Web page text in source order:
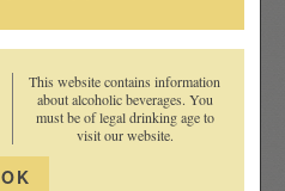
This website contains information
about alcoholic beverages. You
must be of legal drinking age to
visit our website.
OK